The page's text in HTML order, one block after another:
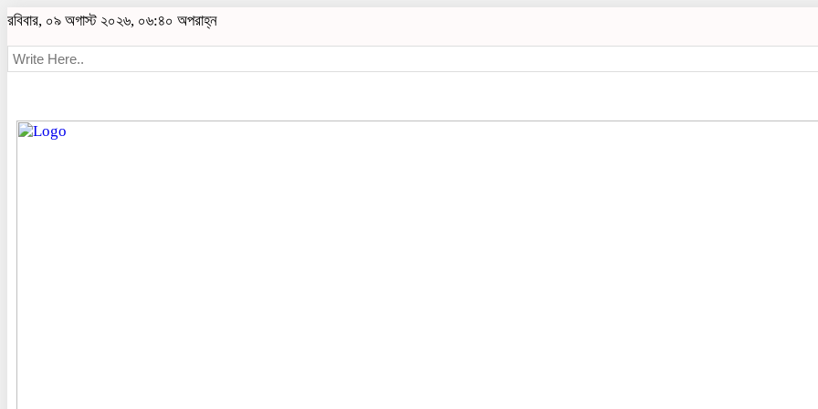
রবিবার, ০৯ অগাস্ট ২০২৬, ০৬:৪০ অপরাহ্ন